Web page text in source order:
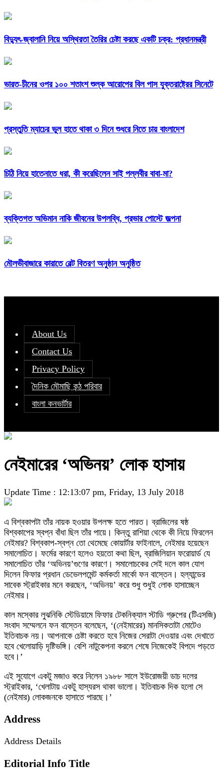
বিদ্যুৎ-জ্বালানি নিয়ে অস্থিরতা তৈরির চেষ্টা করছে একটি চক্র: প্রধানমন্ত্রী
ভারত-চীনের ওপর ১০০ শতাংশ শুল্ক আরোপের বিল পাস যুক্তরাষ্ট্রের সিনেটে
প্রস্তুতি ম্যাচের ভুল হাতে থাকা ৩ দিনে শুধরে নিতে চায় বাংলাদেশ
চিঠি নিয়ে হাতেনাতে ধরা, কী করেছিলেন সাই পল্লবীর বাবা-মা?
ব্যক্তিগত অভিমান নাকি জীবনের উপলব্ধি, প্রভার পোস্টে জল্পনা
মৌলভীবাজারে কারাতে বেল্ট বিতরণ অনুষ্ঠান অনুষ্ঠিত
About Us
Contact Us
Privacy Policy
দৈনিক মৌমাছি কন্ঠ পরিবার
বাংলা কনভার্টার
নেইমারের ‘অভিনয়’ লোক হাসায়
Update Time : 12:13:07 pm, Friday, 13 July 2018
এ বিশ্বকাপটা তাঁর নায়ক হওয়ার উপলক্ষ হতে পারত। ব্রাজিলের ষষ্ঠ
বিশ্বকাপের স্বপ্ন বাঁধা ছিল তাঁর পায়ে। কিন্তু রাশিয়া থেকে কী নিয়ে ফিরলেন
নেইমার? বিশ্বকাপ-স্বপ্ন তো থেমেছে কোয়ার্টার ফাইনালে, নেইমার হয়েছেন
সমালোচিত। ফর্মের কারণে হলেও হয়তো কথা ছিল, ব্রাজিলিয়ান ফরোয়ার্ড যে
সমালোচিত তাঁর ‘অভিনয়’গুণের কারণে। সমালোচকের সেই দলে কাল যোগ
দিলেন ফিফার প্রধান ডেভেলপমেন্ট কর্মকর্তা মার্কো ফন বাস্তেন। হল্যান্ডের
সাবেক স্ট্রাইকার মনে করছেন, ‘অভিনয়’ করে শুধু শুধুই লোক হাসাচ্ছেন
নেইমার।
কাল মস্কোর লুঝনিকি স্টেডিয়ামে ফিফার টেকনিক্যাল স্টাডি গ্রুপের (টিএসজি)
সংবাদ সম্মেলনে ফন বাস্তেন বলেছেন, ‘(নেইমারের) মানসিকতাটা মোটেও
ইতিবাচক নয়। আপনাকে চেষ্টা করতে হবে নিজের সেরাটা দেওয়ার এবং দেখাতে
হবে খেলোয়াড়ি দৃষ্টিভঙ্গি। বেশি নাটুকেপনা করলে শেষে নিজেকেই বিপদে পড়তে
হবে।’
এই সুযোগে একটু মজাও করে নিলেন ১৯৮৮ সালে ইউরোজয়ী ডাচ দলের
স্ট্রাইকার, ‘খেলাটায় একটু হাস্যরস থাকা ভালো। ইতিবাচক দিক হলো সে
(নেইমার) লোকজনকে হাসাতে পারছে।’
Address
Address Details
Editorial Info Title